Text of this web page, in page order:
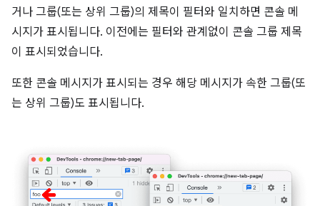
거나 그룹(또는 상위 그룹)의 제목이 필터와 일치하면 콘솔 메
시지가 표시됩니다. 이전에는 필터와 관계없이 콘솔 그룹 제목
이 표시되었습니다.
또한 콘솔 메시지가 표시되는 경우 해당 메시지가 속한 그룹(또
는 상위 그룹)도 표시됩니다.